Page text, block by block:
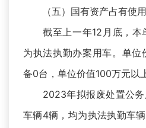
（五）国有资产占有使用
截至上一年12月底，本
为执法执勤办案用车。单
备0台，单位价值100万元以
2023年拟报废处置公务
车辆4辆，均为执法执勤车